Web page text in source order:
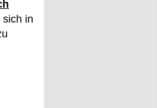
in